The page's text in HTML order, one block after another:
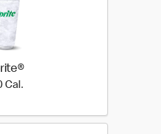
Cal.190 Cal.